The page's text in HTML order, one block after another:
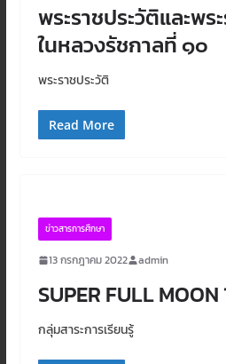
พระราชประวัติและพ
ในหลวงรัชกาลที่ ๑๐
พระราชประวัติ
Read More
ข่าวสารการศึกษา
13 กรกฎาคม 2022 admin
SUPER FULL MOON
กลุ่มสาระการเรียนรู้